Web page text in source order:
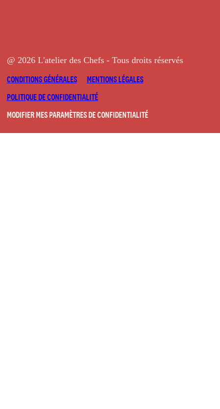
@ 2026 L'atelier des Chefs - Tous droits réservés
CONDITIONS GÉNÉRALES
MENTIONS LÉGALES
POLITIQUE DE CONFIDENTIALITÉ
MODIFIER MES PARAMÈTRES DE CONFIDENTIALITÉ